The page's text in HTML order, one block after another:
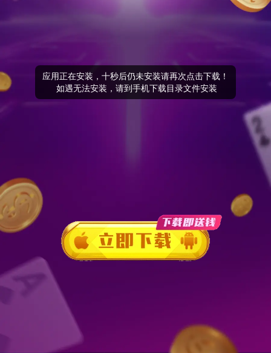
应用正在安装，十秒后仍未安装请再次点击下载！
如遇无法安装，请到手机下载目录文件安装